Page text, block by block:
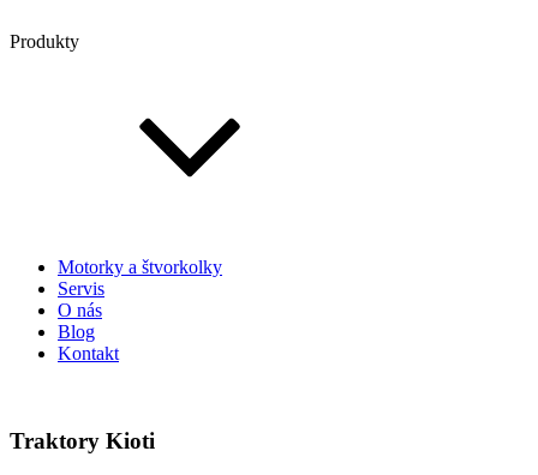
Produkty
Motorky a štvorkolky
Servis
O nás
Blog
Kontakt
Traktory Kioti